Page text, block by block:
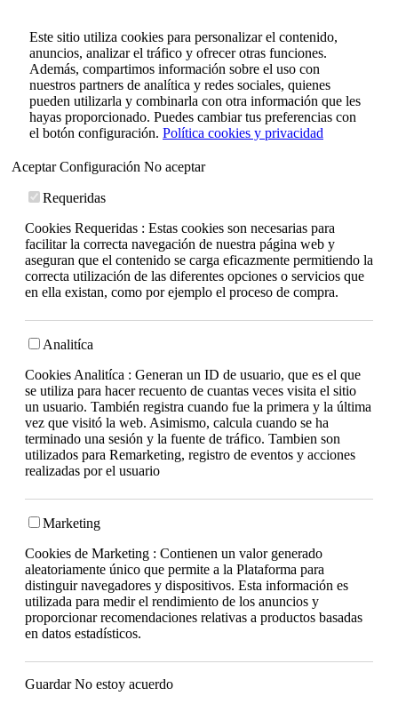
Este sitio utiliza cookies para personalizar el contenido,
anuncios, analizar el tráfico y ofrecer otras funciones.
Además, compartimos información sobre el uso con
nuestros partners de analítica y redes sociales, quienes
pueden utilizarla y combinarla con otra información que les
hayas proporcionado. Puedes cambiar tus preferencias con
el botón configuración. Política cookies y privacidad
AceptarConfiguración No aceptar
Requeridas
Cookies Requeridas : Estas cookies son necesarias para
facilitar la correcta navegación de nuestra página web y
aseguran que el contenido se carga eficazmente permitiendo la
correcta utilización de las diferentes opciones o servicios que
en ella existan, como por ejemplo el proceso de compra.
Analitíca
Cookies Analitíca : Generan un ID de usuario, que es el que
se utiliza para hacer recuento de cuantas veces visita el sitio
un usuario. También registra cuando fue la primera y la última
vez que visitó la web. Asimismo, calcula cuando se ha
terminado una sesión y la fuente de tráfico. Tambien son
utilizados para Remarketing, registro de eventos y acciones
realizadas por el usuario
Marketing
Cookies de Marketing : Contienen un valor generado
aleatoriamente único que permite a la Plataforma para
distinguir navegadores y dispositivos. Esta información es
utilizada para medir el rendimiento de los anuncios y
proporcionar recomendaciones relativas a productos basadas
en datos estadísticos.
GuardarNo estoy acuerdo